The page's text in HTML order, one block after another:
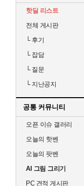
핫딜 리스트
전체 게시판
└후기
└잡담
└질문
└지난공지
공통 커뮤니티
오픈 이슈 갤러리
오늘의 핫벤
오늘의 팟벤
AI 그림 그리기
PC 견적 게시판